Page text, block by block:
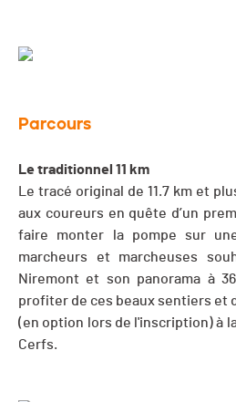
Parcours
Le traditionnel 11 km
Le tracé original de 11.7 km et
aux coureurs en quête d’un
faire monter la pompe sur
marcheurs et marcheuses
Niremont et son panorama à
profiter de ces beaux sentiers et
(en option lors de l'inscription) à
Cerfs.